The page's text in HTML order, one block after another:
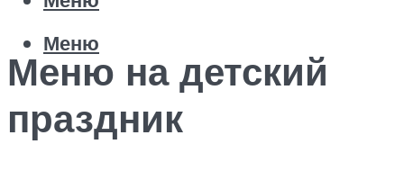
Меню
Меню на детский
праздник